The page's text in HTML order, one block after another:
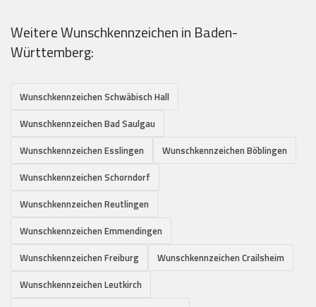
Weitere Wunschkennzeichen in Baden-
Württemberg:
Wunschkennzeichen Schwäbisch Hall
Wunschkennzeichen Bad Saulgau
Wunschkennzeichen Esslingen
Wunschkennzeichen Böblingen
Wunschkennzeichen Schorndorf
Wunschkennzeichen Reutlingen
Wunschkennzeichen Emmendingen
Wunschkennzeichen Freiburg
Wunschkennzeichen Crailsheim
Wunschkennzeichen Leutkirch